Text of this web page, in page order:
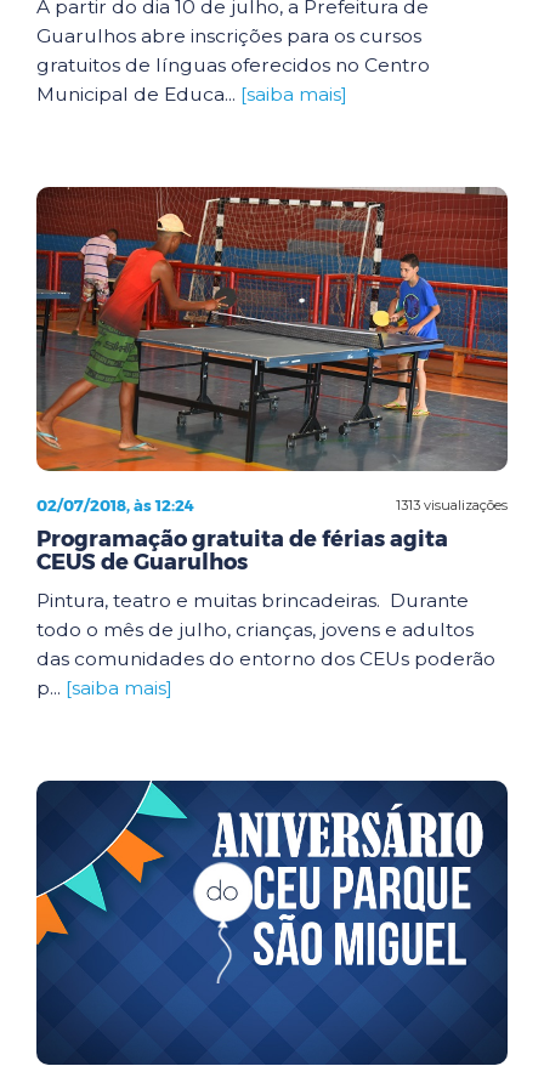
A partir do dia 10 de julho, a Prefeitura de
Guarulhos abre inscrições para os cursos
gratuitos de línguas oferecidos no Centro
Municipal de Educa... [saiba mais]
1313 visualizações
02/07/2018, às 12:24
Programação gratuita de férias agita
CEUS de Guarulhos
Pintura, teatro e muitas brincadeiras. Durante
todo o mês de julho, crianças, jovens e adultos
das comunidades do entorno dos CEUs poderão
p... [saiba mais]